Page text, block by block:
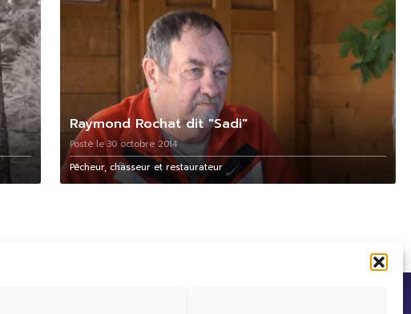
Raymond Rochat dit "Sadi"
Posté le 30 octobre 2014
Pêcheur, chasseur et restaurateur